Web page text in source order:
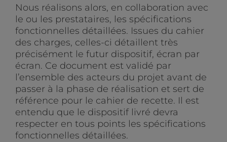
Nous réalisons alors, en collaboration avec
le ou les prestataires, les spécifications
fonctionnelles détaillées. Issues du cahier
des charges, celles-ci détaillent très
précisément le futur dispositif, écran par
écran. Ce document est validé par
l’ensemble des acteurs du projet avant de
passer à la phase de réalisation et sert de
référence pour le cahier de recette. Il est
entendu que le dispositif livré devra
respecter en tous points les spécifications
fonctionnelles détaillées.